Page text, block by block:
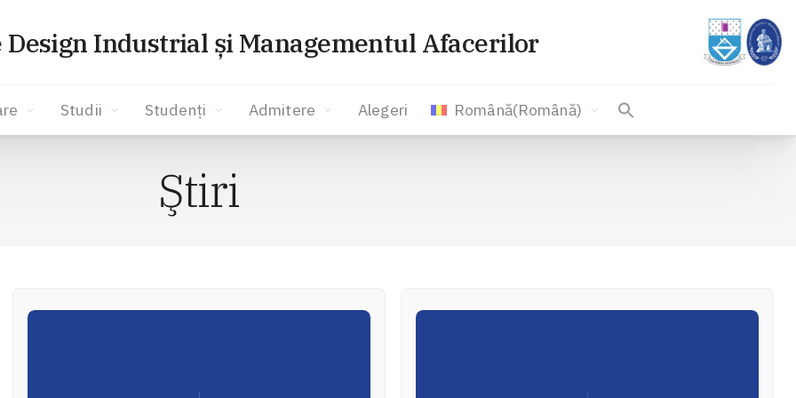
Design Industrial și Managementul Afacerilor
Studii Studenți Admitere Alegeri Română(Română)
Ştiri